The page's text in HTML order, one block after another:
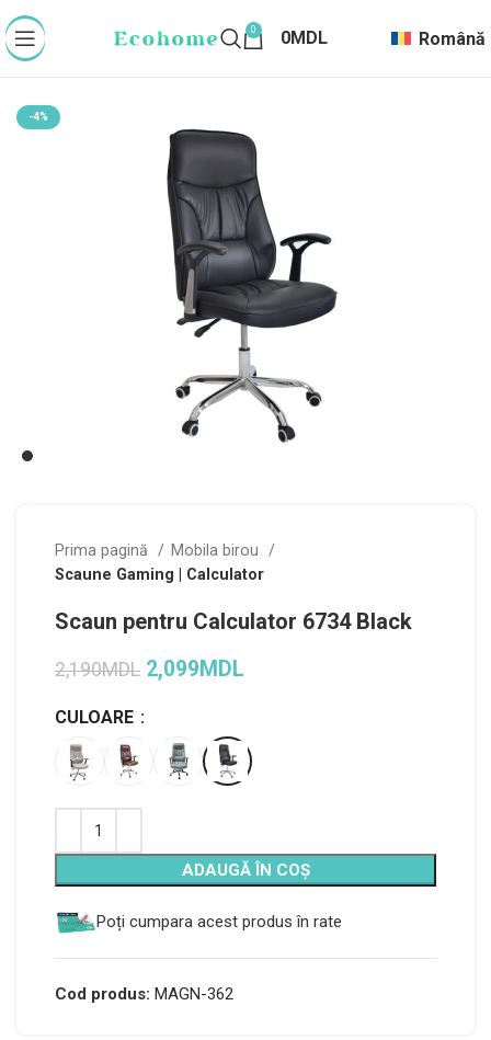
0 0MDL Română
-4%
Prima pagină
Mobila birou
Scaune Gaming | Calculator
Scaun pentru Calculator 6734 Black
2,190MDL 2,099MDL
CULOARE
ADAUGĂ ÎN COȘ
Alternative:
Poți cumpara acest produs în rate
Cod produs: MAGN-362